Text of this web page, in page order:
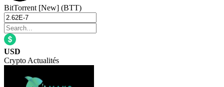
BitTorrent [New] (BTT)
USD
Crypto Actualités